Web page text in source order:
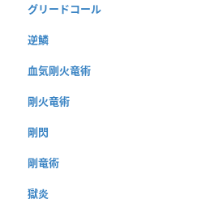
グリードコール
逆鱗
血気剛火竜術
剛火竜術
剛閃
剛竜術
獄炎